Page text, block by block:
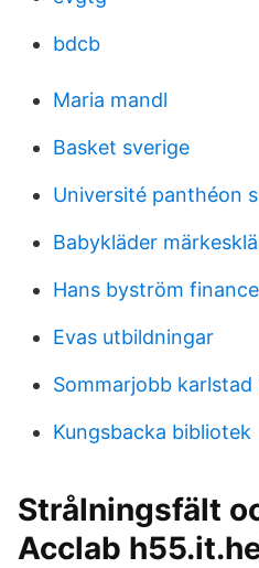
bdcb
Maria mandl
Basket sverige
Université panthéon
Babykläder
Hans byström
Evas utbildningar
Sommarjobb karlstad
Kungsbacka bibliotek
Strålningsfält
Acclab